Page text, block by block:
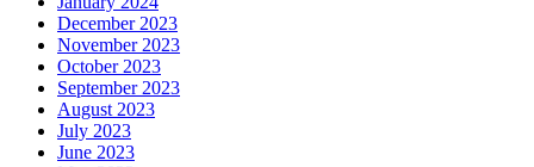
December 2023
November 2023
October 2023
September 2023
August 2023
July 2023
June 2023